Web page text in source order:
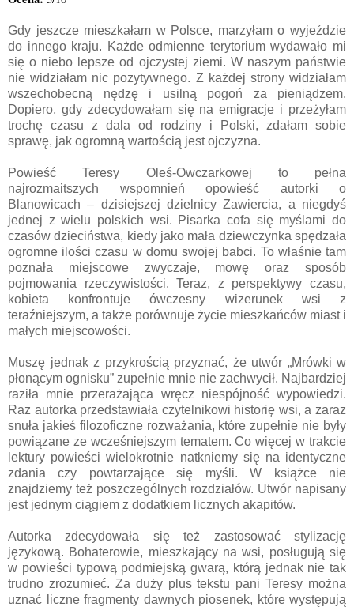
Gdy jeszcze mieszkałam w Polsce, marzyłam o wyjeździe
do innego kraju. Każde odmienne terytorium wydawało mi
się o niebo lepsze od ojczystej ziemi. W naszym państwie
nie widziałam nic pozytywnego. Z każdej strony widziałam
wszechobecną nędzę i usilną pogoń za pieniądzem.
Dopiero, gdy zdecydowałam się na emigracje i przeżyłam
trochę czasu z dala od rodziny i Polski, zdałam sobie
sprawę, jak ogromną wartością jest ojczyzna.
Powieść Teresy Oleś-Owczarkowej to pełna
najrozmaitszych wspomnień opowieść autorki o
Blanowicach – dzisiejszej dzielnicy Zawiercia, a niegdyś
jednej z wielu polskich wsi. Pisarka cofa się myślami do
czasów dzieciństwa, kiedy jako mała dziewczynka spędzała
ogromne ilości czasu w domu swojej babci. To właśnie tam
poznała miejscowe zwyczaje, mowę oraz sposób
pojmowania rzeczywistości. Teraz, z perspektywy czasu,
kobieta konfrontuje ówczesny wizerunek wsi z
teraźniejszym, a także porównuje życie mieszkańców miast i
małych miejscowości.
Muszę jednak z przykrością przyznać, że utwór „Mrówki w
płonącym ognisku” zupełnie mnie nie zachwycił. Najbardziej
raziła mnie przerażająca wręcz niespójność wypowiedzi.
Raz autorka przedstawiała czytelnikowi historię wsi, a zaraz
snuła jakieś filozoficzne rozważania, które zupełnie nie były
powiązane ze wcześniejszym tematem. Co więcej w trakcie
lektury powieści wielokrotnie natkniemy się na identyczne
zdania czy powtarzające się myśli. W książce nie
znajdziemy też poszczególnych rozdziałów. Utwór napisany
jest jednym ciągiem z dodatkiem licznych akapitów.
Autorka zdecydowała się też zastosować stylizację
językową. Bohaterowie, mieszkający na wsi, posługują się
w powieści typową podmiejską gwarą, którą jednak nie tak
trudno zrozumieć. Za duży plus tekstu pani Teresy można
uznać liczne fragmenty dawnych piosenek, które występują